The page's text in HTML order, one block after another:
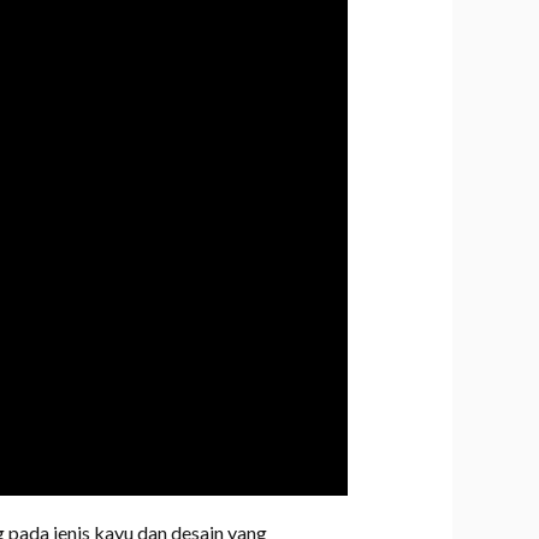
jenis kayu dan desain yang